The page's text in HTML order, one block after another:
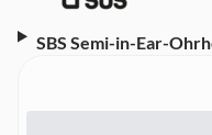
SBS Semi-in-Ear-